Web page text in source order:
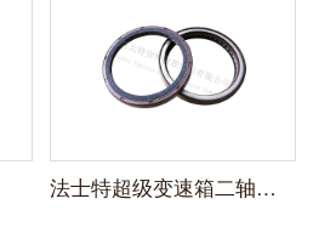
法士特超级变速箱二轴油封（毛毡)